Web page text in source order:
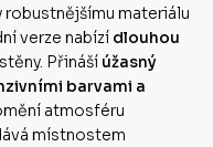
robustnějšímu materiálu
verze nabízí dlouhou
Přináší úžasný
barvami a
atmosféru
místnostem